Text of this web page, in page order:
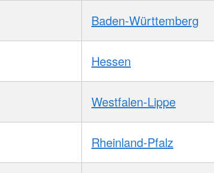
Baden-Württemberg
Hessen
Westfalen-Lippe
Rheinland-Pfalz